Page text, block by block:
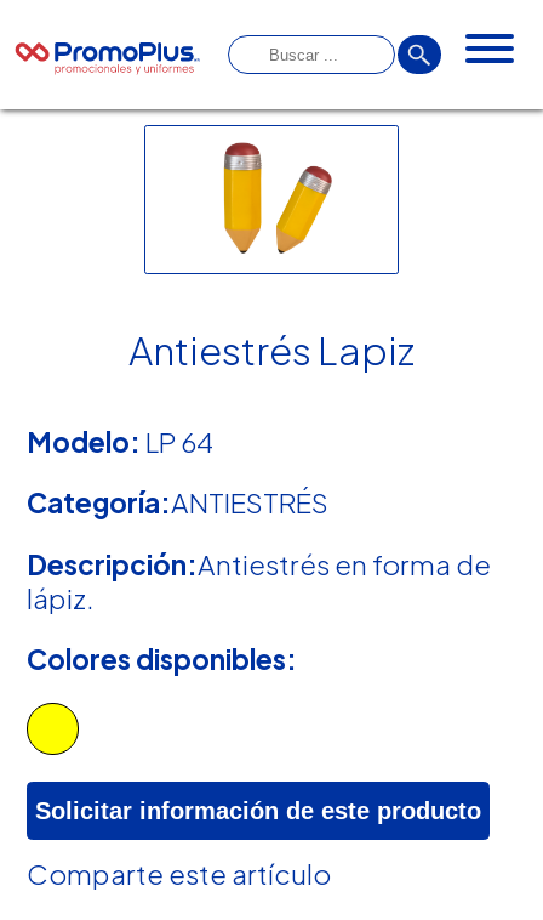
Antiestrés Lapiz
Modelo: LP 64
Categoría:ANTIESTRÉS
Descripción:Antiestrés en forma de
lápiz.
Colores disponibles:
Solicitar información de este producto
Comparte este artículo